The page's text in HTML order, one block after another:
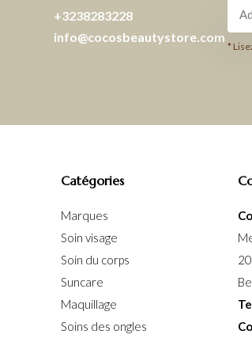
+3238283228
info@cocosbeautystore.com
*
Catégories
Marques
Soin visage
Soin du corps
Suncare
Maquillage
Soins des ongles